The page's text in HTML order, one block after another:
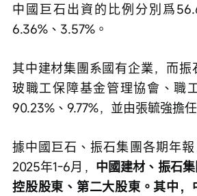
中國巨石出資的比例分別爲
6.36%、3.57%。
其中建材集團系國有企業，而振
玻職工保障基金管理協會、職
90.23%、9.77%，並由張毓強擔
據中國巨石、振石集團各期年
2025年1-6月， 中國建材、振石
控股股東、第二大股東。其中，